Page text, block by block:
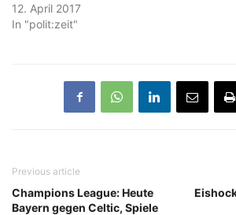
12. April 2017
In "polit:zeit"
Previous article
Champions League: Heute
Bayern gegen Celtic, Spiele